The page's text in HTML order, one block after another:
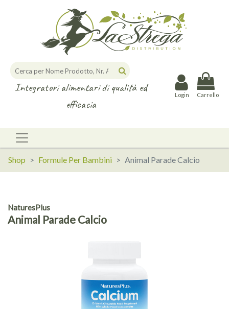
Integratori alimentari di qualità ed
efficacia
Login Carrello
Shop Formule Per Bambini Animal Parade Calcio
NaturesPlus
Animal Parade Calcio